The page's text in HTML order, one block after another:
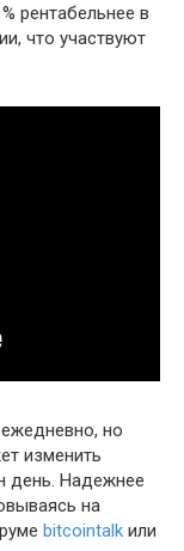
рентабельнее в
что участвуют
но
изменить
день. Надежнее
на
bitcointalk или